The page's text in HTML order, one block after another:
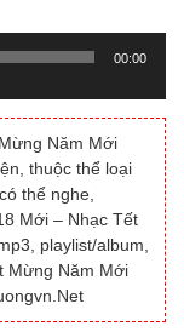
00:00
Năm Mới
thuộc thể loại
thể nghe,
Mới – Nhạc Tết
playlist/album,
Mừng Năm Mới